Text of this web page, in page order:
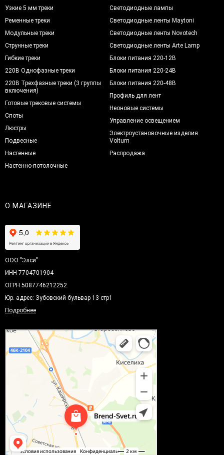
Узкие 5 мм треки
Ременные треки
Модульные треки
Струнные треки
Гибкие треки
220В Однофазные треки
220В Трехфазные треки (3 группы
включения)
Готовые трековые системы
Споты
Люстры
Подвесные
Настенные
Настенно-потолочные
Светодиодные лампы
Светодиодные ленты Maytoni
Светодиодные ленты Novotech
Светодиодные ленты Arte Lamp
Блоки питания 220-12В
Блоки питания 220-24В
Блоки питания 220-48В
Профиль для лент
Неоновые системы
Управление освещением
Электроустановочные изделия
Voltum
Распродажа
О МАГАЗИНЕ
ООО "Элси"
ИНН 7704701904
ОГРН 5087746212252
Юр. адрес: Зубовский бульвар 13 стр1
Подробнее